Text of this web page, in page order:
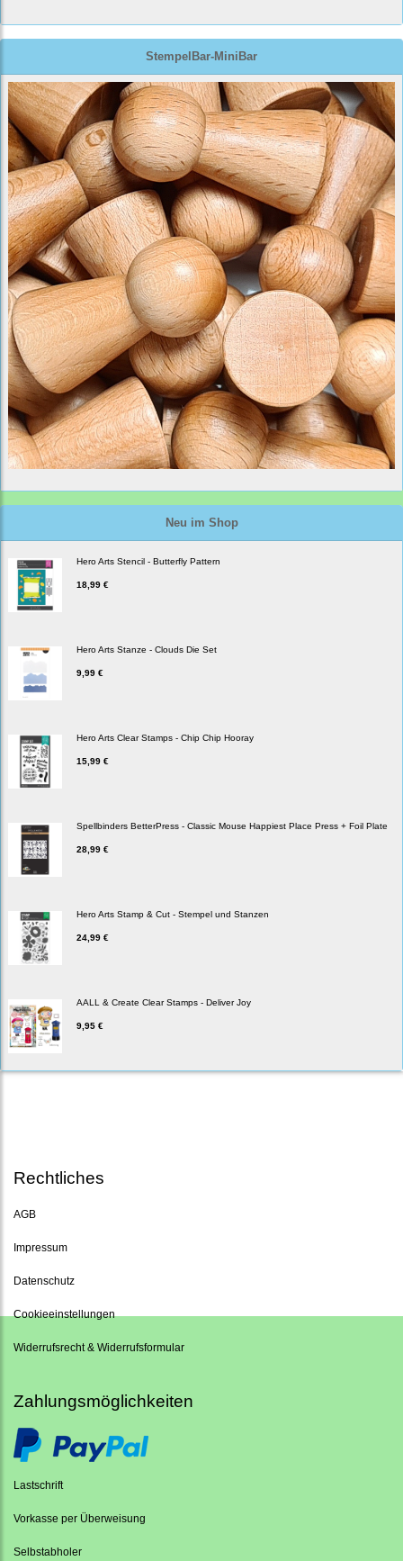
StempelBar-MiniBar
Neu im Shop
Hero Arts Stencil - Butterfly Pattern
18,99 €
Hero Arts Stanze - Clouds Die Set
9,99 €
Hero Arts Clear Stamps - Chip Chip Hooray
15,99 €
Spellbinders BetterPress - Classic Mouse Happiest Place Press + Foil Plate
28,99 €
Hero Arts Stamp & Cut - Stempel und Stanzen
24,99 €
AALL & Create Clear Stamps - Deliver Joy
9,95 €
Rechtliches
AGB
Impressum
Datenschutz
Cookieeinstellungen
Widerrufsrecht & Widerrufsformular
Zahlungsmöglichkeiten
Lastschrift
Vorkasse per Überweisung
Selbstabholer